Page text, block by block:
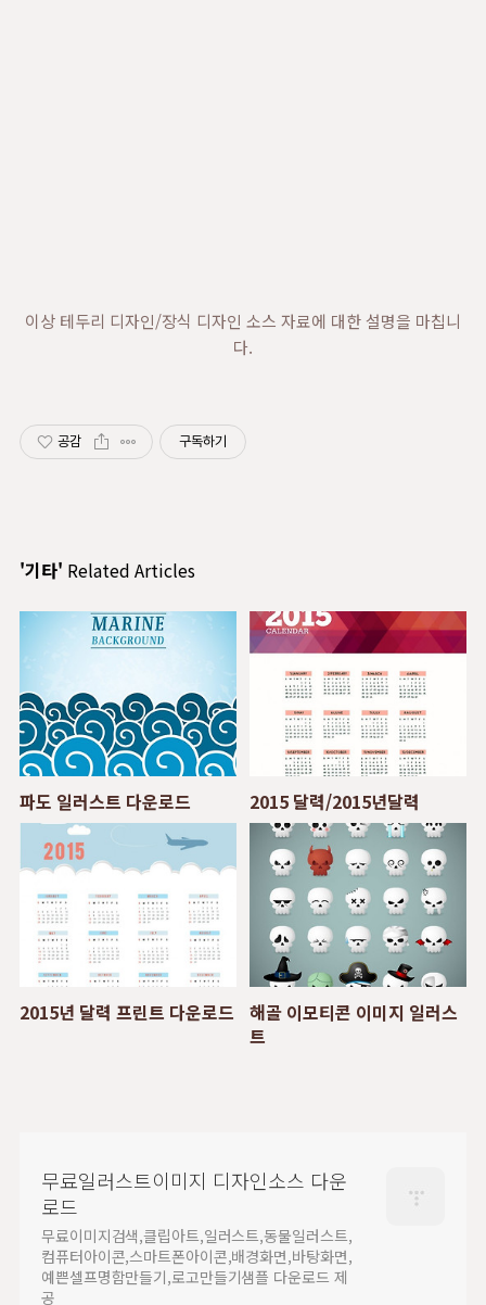
이상 테두리 디자인/장식 디자인 소스 자료에 대한 설명을 마칩니
다.
공감 구독하기
'기타' Related Articles
파도 일러스트 다운로드 2015 달력/2015년달력
2015년 달력 프린트 다운로드
해골 이모티콘 이미지 일러스
트
무료일러스트이미지 디자인소스 다운
로드
무료이미지검색,클립아트,일러스트,동물일러스트,
컴퓨터아이콘,스마트폰아이콘,배경화면,바탕화면,
예쁜셀프명함만들기,로고만들기샘플 다운로드 제
공